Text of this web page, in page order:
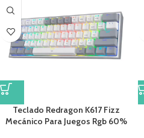
Teclado Redragon K617 Fizz
Mecánico Para Juegos Rgb 60%